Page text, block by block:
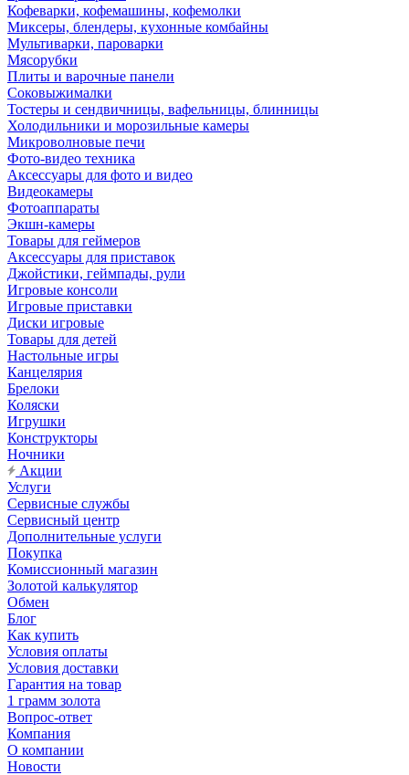
Кофеварки, кофемашины, кофемолки
Миксеры, блендеры, кухонные комбайны
Мультиварки, пароварки
Мясорубки
Плиты и варочные панели
Соковыжималки
Тостеры и сендвичницы, вафельницы, блинницы
Холодильники и морозильные камеры
Микроволновые печи
Фото-видео техника
Аксессуары для фото и видео
Видеокамеры
Фотоаппараты
Экшн-камеры
Товары для геймеров
Аксессуары для приставок
Джойстики, геймпады, рули
Игровые консоли
Игровые приставки
Диски игровые
Товары для детей
Настольные игры
Канцелярия
Брелоки
Коляски
Игрушки
Конструкторы
Ночники
Акции
Услуги
Сервисные службы
Сервисный центр
Дополнительные услуги
Покупка
Комиссионный магазин
Золотой калькулятор
Обмен
Блог
Как купить
Условия оплаты
Условия доставки
Гарантия на товар
1 грамм золота
Вопрос-ответ
Компания
О компании
Новости